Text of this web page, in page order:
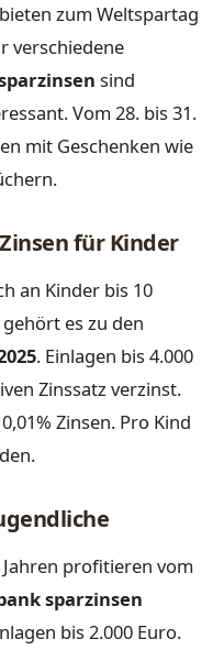
zum Weltspartag
verschiedene
sind
Vom 28. bis 31.
mit Geschenken wie
für Kinder
an Kinder bis 10
es zu den
. Einlagen bis 4.000
Zinssatz verzinst.
Zinsen. Pro Kind
Jahren profitieren vom
sparzinsen
bis 2.000 Euro.